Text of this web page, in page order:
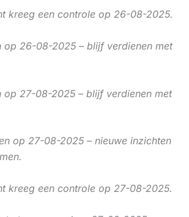
kreeg een controle op 26-08-2025.
op 26-08-2025 – blijf verdienen met
op 27-08-2025 – blijf verdienen met
op 27-08-2025 – nieuwe inzichten
kreeg een controle op 27-08-2025.